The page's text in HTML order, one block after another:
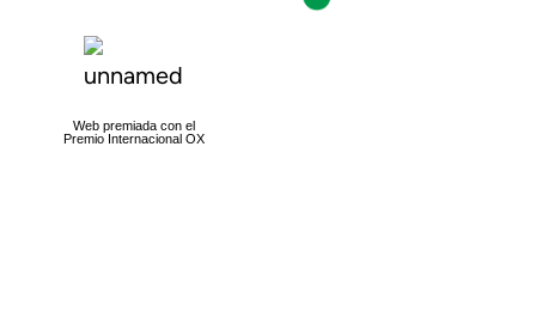
Web premiada con el
Premio Internacional OX